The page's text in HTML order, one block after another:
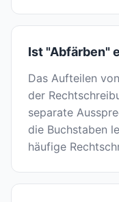
Ist "Abfärben"
Das Aufteilen
der
separate
die Buchstaben
häufige